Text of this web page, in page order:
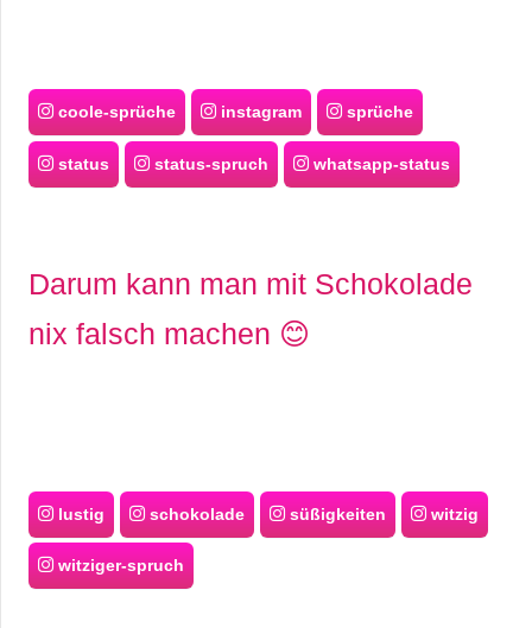
coole-sprüche instagram sprüche
status status-spruch whatsapp-status
Darum kann man mit Schokolade
nix falsch machen 😊
lustig schokolade süßigkeiten witzig
witziger-spruch